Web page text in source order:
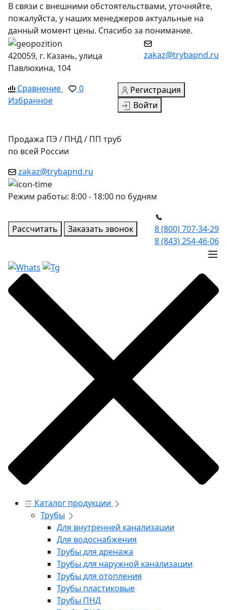
В связи с внешними обстоятельствами, уточняйте,
пожалуйста, у наших менеджеров актуальные на
данный момент цены. Спасибо за понимание.
420059, г. Казань, улица
Павлюхина, 104
zakaz@trybapnd.ru
Сравнение
0
Избранное
Регистрация
Войти
Продажа ПЭ / ПНД / ПП труб
по всей России
zakaz@trybapnd.ru
Режим работы: 8:00 - 18:00 по будням
Рассчитать Заказать звонок
8 (800) 707-34-29
8 (843) 254-46-06
Каталог продукции
Трубы
Для внутренней канализации
Для водоснабжения
Трубы для дренажа
Трубы для наружной канализации
Трубы для отопления
Трубы пластиковые
Трубы ПНД